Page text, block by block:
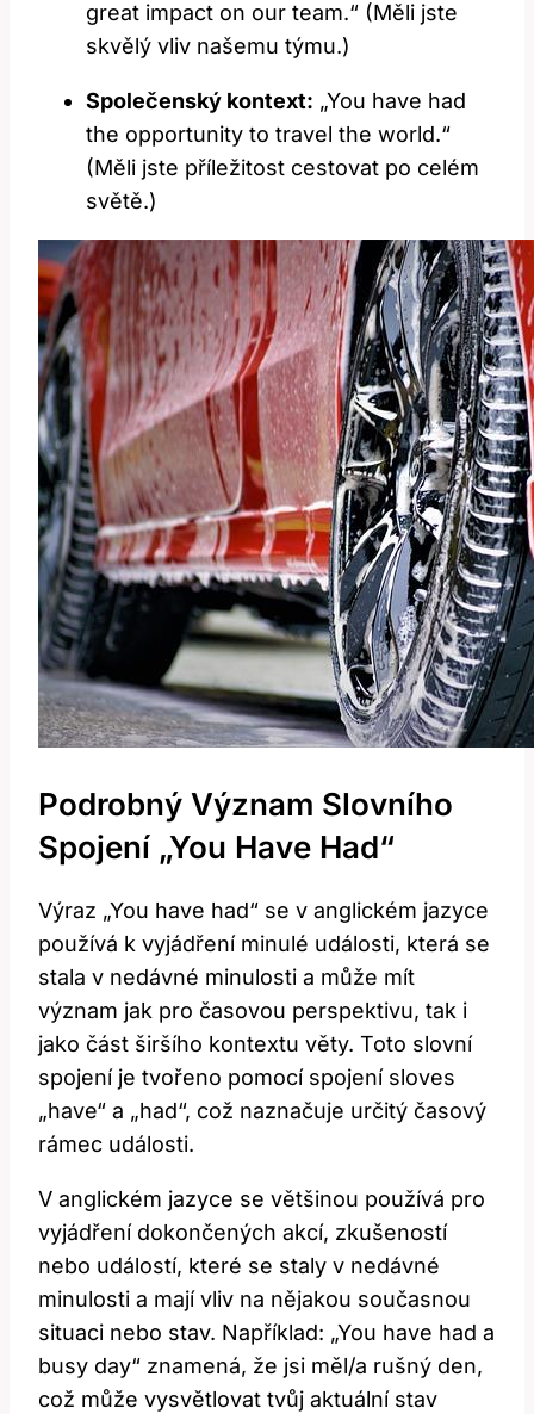
great impact on our team.“ (Měli jste
skvělý vliv našemu týmu.)
Společenský kontext: „You have had
the opportunity to travel the world.“
(Měli jste příležitost cestovat po celém
světě.)
Podrobný Význam Slovního
Spojení „You Have Had“
Výraz „You have had“ se v anglickém jazyce
používá k vyjádření minulé události, která se
stala v nedávné minulosti a může mít
význam jak pro časovou perspektivu, tak i
jako část širšího kontextu věty. Toto slovní
spojení je tvořeno pomocí spojení sloves
„have“ a „had“, což naznačuje určitý časový
rámec události.
V anglickém jazyce se většinou používá pro
vyjádření dokončených akcí, zkušeností
nebo událostí, které se staly v nedávné
minulosti a mají vliv na nějakou současnou
situaci nebo stav. Například: „You have had a
busy day“ znamená, že jsi měl/a rušný den,
což může vysvětlovat tvůj aktuální stav